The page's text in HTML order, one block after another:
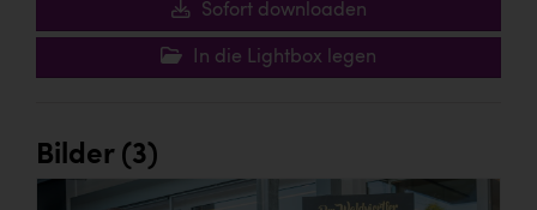
Vier Diamanten
Vorlagenportal
Wirtschaftskammer OÖ
Sofort downloaden
In die Lightbox legen
Bilder (3)